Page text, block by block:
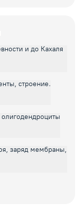
и до Кахаля
строение.
заряд мембраны,